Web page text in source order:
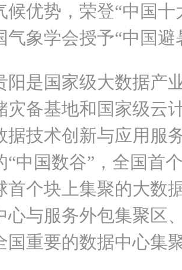
候优势，荣登“中国
气象学会授予“中国
阳是国家级大数据产
灾备基地和国家级云
据技术创新与应用服
“中国数谷”，全国首
首个块上集聚的大数
心与服务外包集聚区
国重要的数据中心集